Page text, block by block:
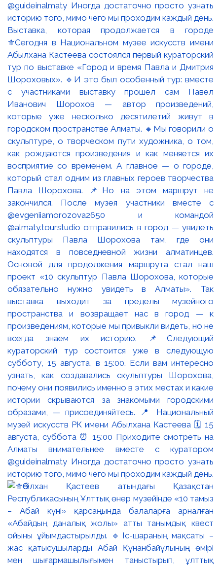
Выставка, которая продолжается в городе
⚜️Сегодня в Национальном музее искусств имени
Абылхана Кастеева состоялся первый кураторский
тур по выставке «Город и время Павла и Дмитрия
Шороховых». 🔹И это был особенный тур: вместе
с участниками выставку прошёл сам Павел
Иванович Шорохов — автор произведений,
которые уже несколько десятилетий живут в
городском пространстве Алматы. 🔸Мы говорили о
скульптуре, о творческом пути художника, о том,
как рождаются произведения и как меняется их
восприятие со временем. А главное — о городе,
который стал одним из главных героев творчества
Павла Шорохова. 📌Но на этом маршрут не
закончился. После музея участники вместе с
@evgeniiamorozova2650 и командой
@almaty.tourstudio отправились в город — увидеть
скульптуры Павла Шорохова там, где они
находятся в повседневной жизни алматинцев.
Основой для продолжения маршрута стал наш
проект «10 скульптур Павла Шорохова, которые
обязательно нужно увидеть в Алматы». Так
выставка выходит за пределы музейного
пространства и возвращает нас в город — к
произведениям, которые мы привыкли видеть, но не
всегда знаем их историю. 📌Следующий
кураторский тур состоится уже в следующую
субботу, 15 августа, в 15:00. Если вам интересно
узнать, как создавались скульптуры Шорохова,
почему они появились именно в этих местах и какие
истории скрываются за знакомыми городскими
образами, — присоединяйтесь. 📍 Национальный
музей искусств РК имени Абылхана Кастеева 🗓 15
августа, суббота ⏰ 15:00 Приходите смотреть на
Алматы внимательнее вместе с куратором
@guideinalmaty Иногда достаточно просто узнать
историю того, мимо чего мы проходим каждый день.